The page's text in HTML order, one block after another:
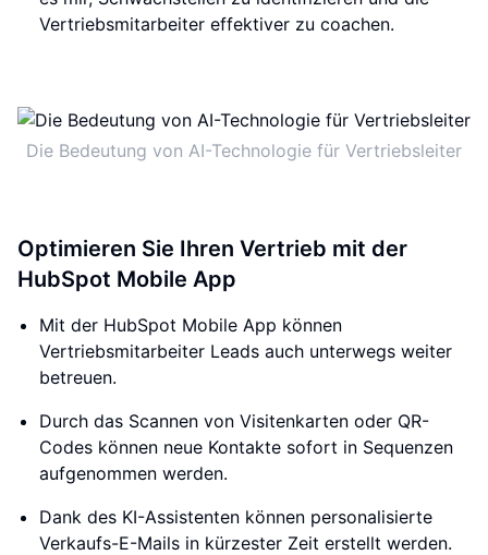
Vertriebsmitarbeiter effektiver zu coachen.
Die Bedeutung von AI-Technologie für Vertriebsleiter
Optimieren Sie Ihren Vertrieb mit der
HubSpot Mobile App
Mit der HubSpot Mobile App können
Vertriebsmitarbeiter Leads auch unterwegs weiter
betreuen.
Durch das Scannen von Visitenkarten oder QR-
Codes können neue Kontakte sofort in Sequenzen
aufgenommen werden.
Dank des KI-Assistenten können personalisierte
Verkaufs-E-Mails in kürzester Zeit erstellt werden.